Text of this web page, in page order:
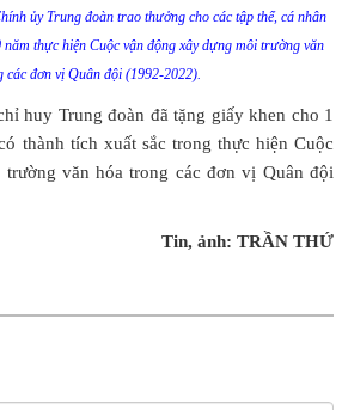
ủy Trung đoàn trao thưởng cho các tập thể, cá nhân
thực hiện Cuộc vận động xây dựng môi trường văn
các đơn vị Quân đội (1992-2022).
huy Trung đoàn đã tặng giấy khen cho 1
thành tích xuất sắc trong thực hiện Cuộc
văn hóa trong các đơn vị Quân đội
Tin, ảnh: TRẦN THỨ